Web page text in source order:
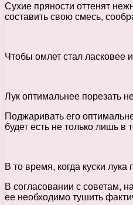
Сухие пряности оттенят
составить свою смесь,
Чтобы омлет стал ласковее
Лук оптимальнее порезать
Поджаривать его
будет есть не только лишь в
В то время, когда куски
В согласовании с советам,
ее необходимо тушить